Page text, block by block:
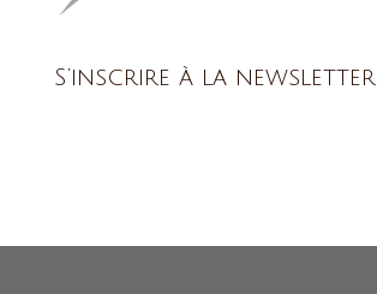
S’inscrire à la newsletter